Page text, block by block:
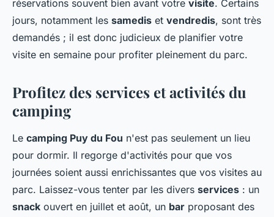
réservations souvent bien avant votre visite. Certains
jours, notamment les samedis et vendredis, sont très
demandés ; il est donc judicieux de planifier votre
visite en semaine pour profiter pleinement du parc.
Profitez des services et activités du
camping
Le camping Puy du Fou n'est pas seulement un lieu
pour dormir. Il regorge d'activités pour que vos
journées soient aussi enrichissantes que vos visites au
parc. Laissez-vous tenter par les divers services : un
snack ouvert en juillet et août, un bar proposant des